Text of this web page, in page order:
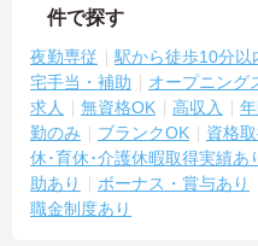
件で探す
夜勤専従 駅から徒歩10分以
宅手当・補助
オープニング
求人
無資格OK 高収入
勤のみ
ブランクOK 資格
休･育休･介護休暇取得実績あ
助あり
ボーナス・賞与あり
職金制度あり